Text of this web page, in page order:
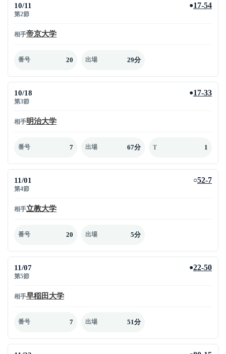
10/11
第2節
●17-54
相手帝京大学
番号 20 出場 29分
10/18
第3節
●17-33
相手明治大学
番号 7 出場 67分 T 1
11/01
第4節
○52-7
相手立教大学
番号 20 出場 5分
11/07
第5節
●22-50
相手早稲田大学
番号 7 出場 51分